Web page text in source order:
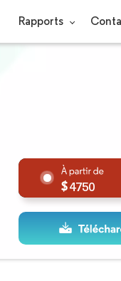
Rapports
4750